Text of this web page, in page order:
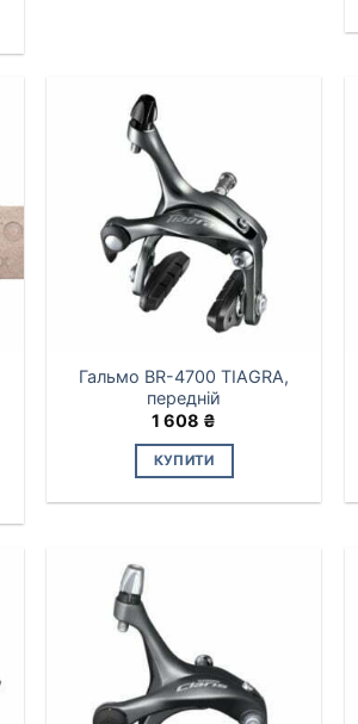
Гальмо BR-4700 TIAGRA,
передній
1 608 ₴
КУПИТИ